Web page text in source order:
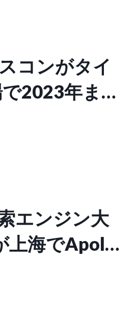
コンがタイ
2023年まで
生産を開始と
エンジン大
上海でApollo
シーのテス